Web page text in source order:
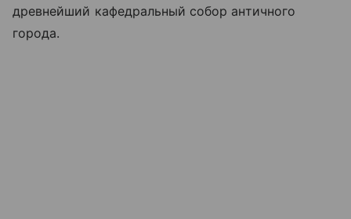
древнейший кафедральный собор античного
города.